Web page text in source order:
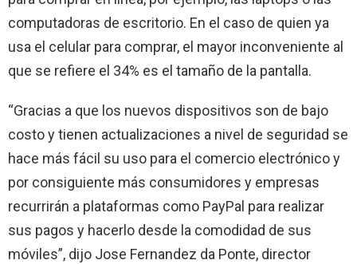
computadoras de escritorio. En el caso de quien ya
usa el celular para comprar, el mayor inconveniente al
que se refiere el 34% es el tamaño de la pantalla.
“Gracias a que los nuevos dispositivos son de bajo
costo y tienen actualizaciones a nivel de seguridad se
hace más fácil su uso para el comercio electrónico y
por consiguiente más consumidores y empresas
recurrirán a plataformas como PayPal para realizar
sus pagos y hacerlo desde la comodidad de sus
móviles”, dijo Jose Fernandez da Ponte, director